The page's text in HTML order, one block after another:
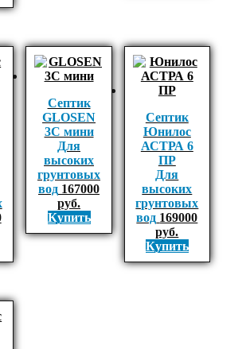
Септик
GLOSEN
3С мини
Для
высоких
грунтовых
вод 167000
руб.
Купить
Септик
Юнилос
АСТРА 6
ПР
Для
высоких
грунтовых
вод 169000
руб.
Купить